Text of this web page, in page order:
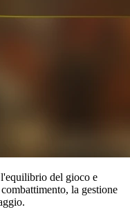
del gioco e
la gestione